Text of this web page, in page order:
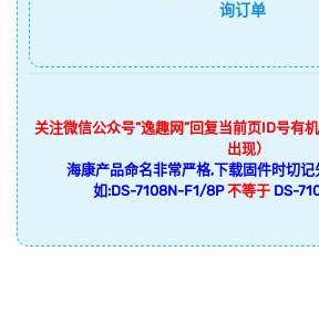
询订单
关注微信公众号“逸趣网”回复当前页ID号有
出现）
海康产品命名非常严格,下载固件时切
如:DS-7108N-F1/8P 不等于 DS-